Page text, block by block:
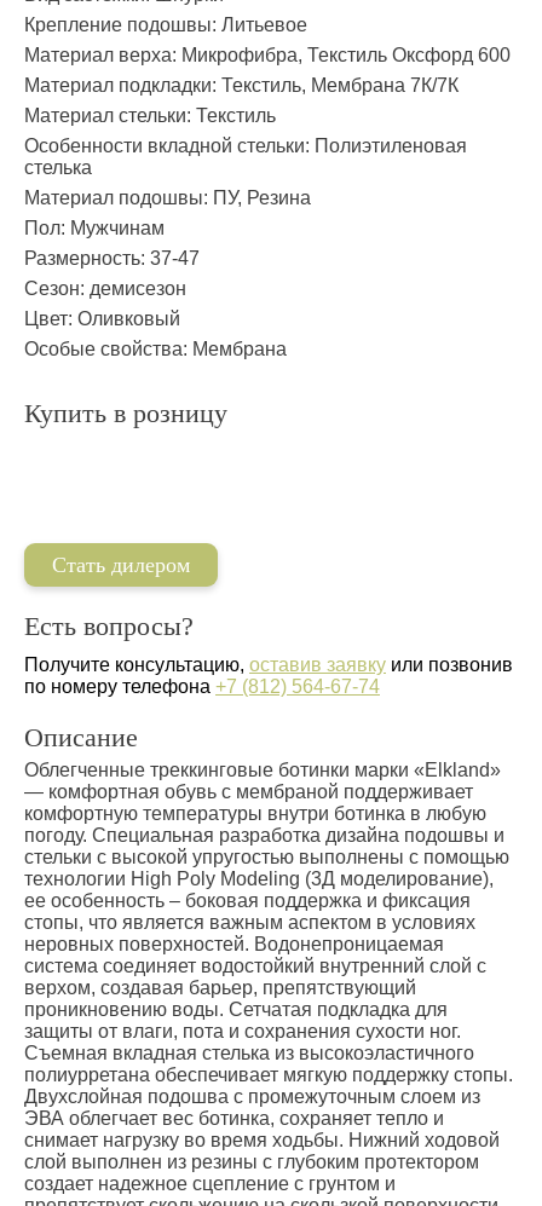
Крепление подошвы: Литьевое
Материал верха: Микрофибра, Текстиль Оксфорд 600
Материал подкладки: Текстиль, Мембрана 7К/7К
Материал стельки: Текстиль
Особенности вкладной стельки: Полиэтиленовая
стелька
Материал подошвы: ПУ, Резина
Пол: Мужчинам
Размерность: 37-47
Сезон: демисезон
Цвет: Оливковый
Особые свойства: Мембрана
Купить в розницу
Стать дилером
Есть вопросы?
Получите консультацию, оставив заявку или позвонив
по номеру телефона +7 (812) 564-67-74
Описание
Облегченные треккинговые ботинки марки «Elkland»
— комфортная обувь с мембраной поддерживает
комфортную температуры внутри ботинка в любую
погоду. Специальная разработка дизайна подошвы и
стельки с высокой упругостью выполнены с помощью
технологии High Poly Modeling (3Д моделирование),
ее особенность – боковая поддержка и фиксация
стопы, что является важным аспектом в условиях
неровных поверхностей. Водонепроницаемая
система соединяет водостойкий внутренний слой с
верхом, создавая барьер, препятствующий
проникновению воды. Сетчатая подкладка для
защиты от влаги, пота и сохранения сухости ног.
Съемная вкладная стелька из высокоэластичного
полиурретана обеспечивает мягкую поддержку стопы.
Двухслойная подошва с промежуточным слоем из
ЭВА облегчает вес ботинка, сохраняет тепло и
снимает нагрузку во время ходьбы. Нижний ходовой
слой выполнен из резины с глубоким протектором
создает надежное сцепление с грунтом и